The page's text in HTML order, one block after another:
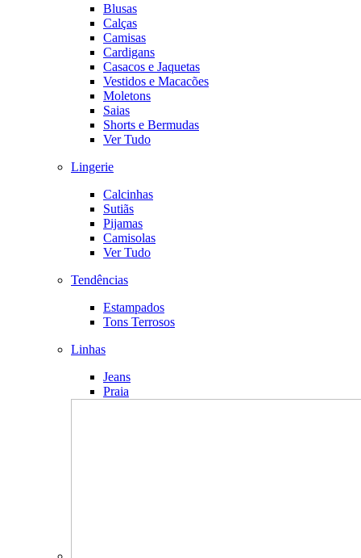
Blusas
Calças
Camisas
Cardigans
Casacos e Jaquetas
Vestidos e Macacões
Moletons
Saias
Shorts e Bermudas
Ver Tudo
Lingerie
Calcinhas
Sutiãs
Pijamas
Camisolas
Ver Tudo
Tendências
Estampados
Tons Terrosos
Linhas
Jeans
Praia